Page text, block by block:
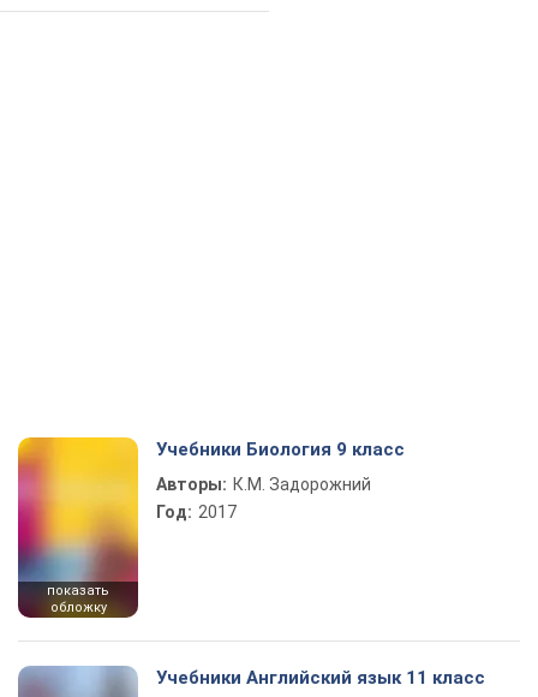
показать
обложку
Учебники Биология 9 класс
Авторы: К.М. Задорожний
Год: 2017
Учебники Английский язык 11 класс